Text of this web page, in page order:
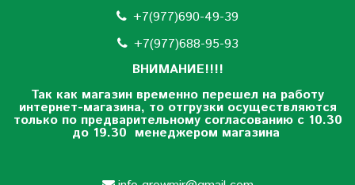
+7(977)690-49-39
+7(977)688-95-93
ВНИМАНИЕ!!!!
Так как магазин временно перешел на работу
интернет-магазина, то отгрузки осуществляются
только по предварительному согласованию с 10.30
до 19.30 менеджером магазина